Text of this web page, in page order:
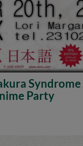
Syndrome
Party